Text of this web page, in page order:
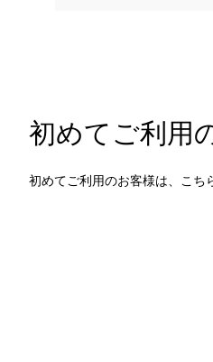
初めてご利用
初めてご利用のお客様は、こち